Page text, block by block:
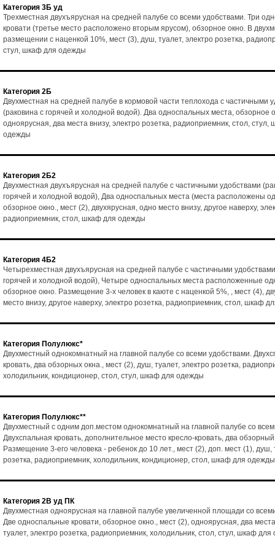
Категория 3Б уд
Трехместная двухъярусная на средней палубе со всеми удобствами. Три
кровати (третье место расположено вторым ярусом), обзорное окно. В
размещении с наценкой 10%, мест (3), душ, туалет, электро розетка,
стул, шкаф для одежды
Категория 2Б
Двухместная на средней палубе в кормовой части теплохода с частичными
(раковина с горячей и холодной водой). Два односпальных места, обзорное
одноярусная, два места внизу, электро розетка, радиоприемник, стол, стул,
одежды
Категория 2Б2
Двухместная двухъярусная на средней палубе с частичными удобствами
горячей и холодной водой), Два односпальных места (места расположены
обзорное окно., мест (2), двухярусная, одно место внизу, другое наверху,
радиоприемник, стол, шкаф для одежды
Категория 4Б2
Четырехместная двухъярусная на средней палубе с частичными
горячей и холодной водой), Четыре односпальных места расположенные
обзорное окно. Размещение 3-х человек в каюте с наценкой 5%, , мест (4),
место внизу, другое наверху, электро розетка, радиоприемник, стол, шкаф
Категория Полулюкс*
Двухместный однокомнатный на главной палубе со всеми удобствами.
кровать, два обзорных окна., мест (2), душ, туалет, электро розетка,
холодильник, кондиционер, стол, стул, шкаф для одежды
Категория Полулюкс**
Двухместный с одним доп.местом однокомнатный на главной палубе со
Двухспальная кровать, дополнительное место кресло-кровать, два
Размещение 3-его человека - ребенок до 10 лет., мест (2), доп. мест (1), душ,
розетка, радиоприемник, холодильник, кондиционер, стол, шкаф для одежды
Категория 2В уд ПК
Двухместная одноярусная на главной палубе увеличенной площади со
Две односпальные кровати, обзорное окно., мест (2), одноярусная, два
туалет, электро розетка, радиоприемник, холодильник, стол, стул, шкаф